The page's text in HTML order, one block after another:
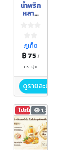
น้ำพริก
หลาก
ภูเก็ต
฿ 75 /
กระปุก
ดูรายละเอียด
โปรโมชัน1,351